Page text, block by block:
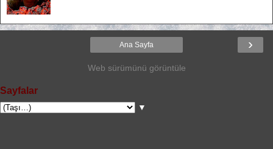
›
Ana Sayfa
Web sürümünü görüntüle
Sayfalar
▼